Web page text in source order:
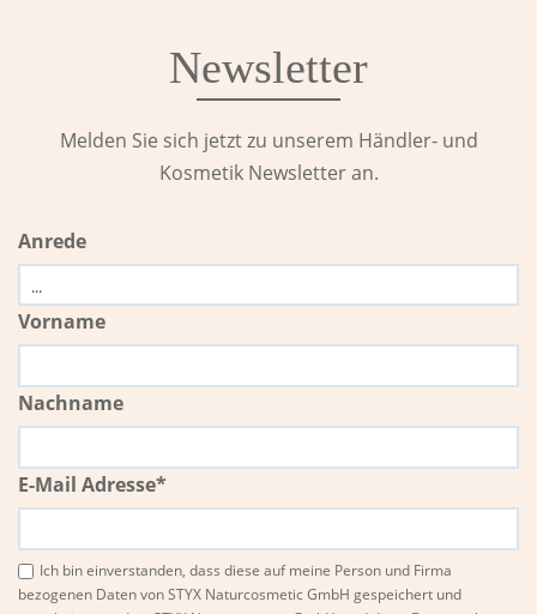
Newsletter
Melden Sie sich jetzt zu unserem Händler- und
Kosmetik Newsletter an.
Anrede
Vorname
Nachname
E-Mail Adresse*
Ich bin einverstanden, dass diese auf meine Person und Firma
bezogenen Daten von STYX Naturcosmetic GmbH gespeichert und